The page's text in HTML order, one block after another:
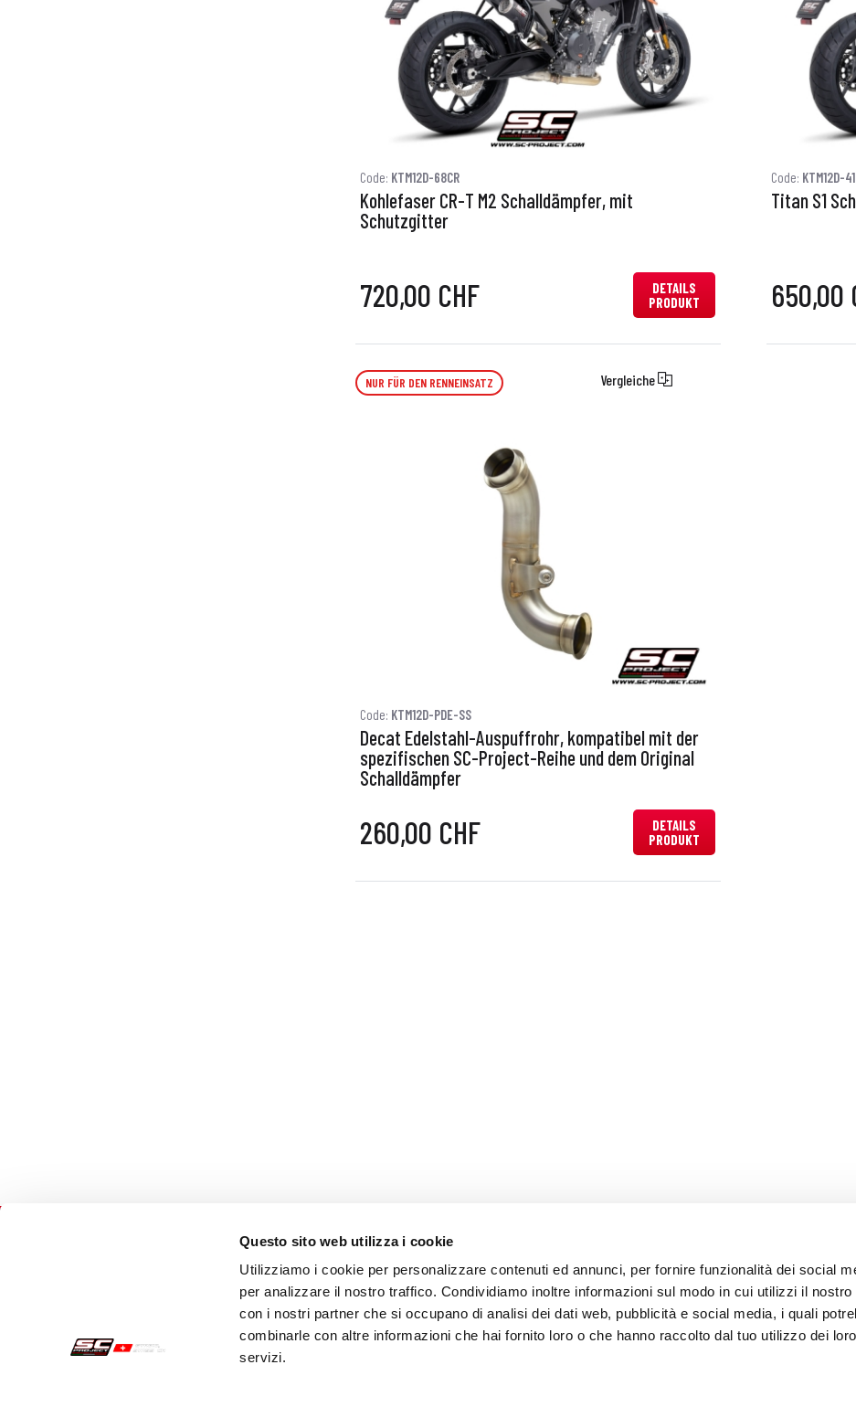
Questo sito web utilizza i cookie
Utilizziamo i cookie per personalizzare contenuti ed annunci, per fornire funzionalità dei social
per analizzare il nostro traffico. Condividiamo inoltre informazioni sul modo in cui utilizzi il nostro
con i nostri partner che si occupano di analisi dei dati web, pubblicità e social media, i quali
combinarle con altre informazioni che hai fornito loro o che hanno raccolto dal tuo utilizzo dei loro
servizi.
Code: KTM12D-68CR
Kohlefaser CR-T M2 Schalldämpfer, mit
Schutzgitter
720,00 CHF
DETAILS
PRODUKT
Code: KTM12D-
Titan S1
650,00
NUR FÜR DEN RENNEINSATZ Vergleiche
Code: KTM12D-PDE-SS
Decat Edelstahl-Auspuffrohr, kompatibel mit der
spezifischen SC-Project-Reihe und dem Original
Schalldämpfer
260,00 CHF
DETAILS
PRODUKT
Sichere Aufträge
Widerrufsercht
Kundendienst
Sendung
Follow us